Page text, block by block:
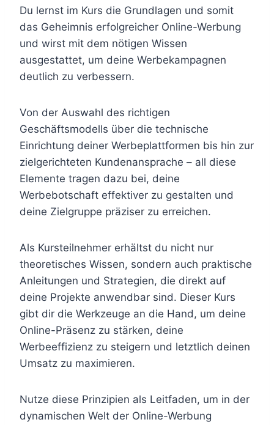
Du lernst im Kurs die Grundlagen und somit
das Geheimnis erfolgreicher Online-Werbung
und wirst mit dem nötigen Wissen
ausgestattet, um deine Werbekampagnen
deutlich zu verbessern.
Von der Auswahl des richtigen
Geschäftsmodells über die technische
Einrichtung deiner Werbeplattformen bis hin zur
zielgerichteten Kundenansprache – all diese
Elemente tragen dazu bei, deine
Werbebotschaft effektiver zu gestalten und
deine Zielgruppe präziser zu erreichen.
Als Kursteilnehmer erhältst du nicht nur
theoretisches Wissen, sondern auch praktische
Anleitungen und Strategien, die direkt auf
deine Projekte anwendbar sind. Dieser Kurs
gibt dir die Werkzeuge an die Hand, um deine
Online-Präsenz zu stärken, deine
Werbeeffizienz zu steigern und letztlich deinen
Umsatz zu maximieren.
Nutze diese Prinzipien als Leitfaden, um in der
dynamischen Welt der Online-Werbung